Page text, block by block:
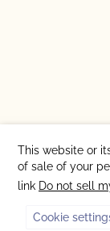
This website or
of sale of your
link Do not sell
Cookie